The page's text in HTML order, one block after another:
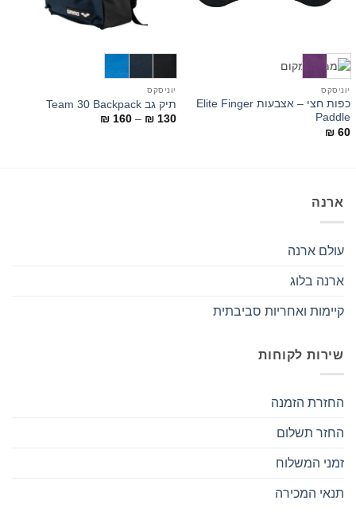
יוניסקס
כפות חצי – אצבעות Elite Finger
Paddle
₪ 60
יוניסקס
תיק גב Team 30 Backpack
₪ 130
–
₪ 160
ארנה
עולם ארנה
ארנה בלוג
קיימות ואחריות סביבתית
שירות לקוחות
החזרת הזמנה
החזר תשלום
זמני המשלוח
תנאי המכירה